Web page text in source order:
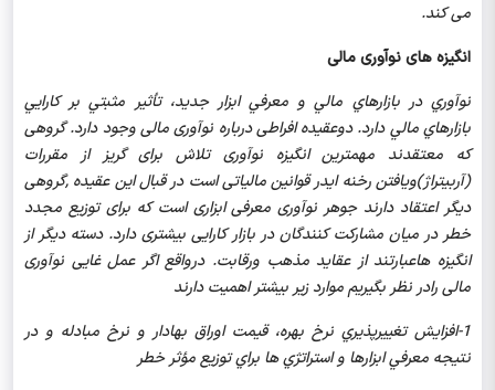
می کند.
انگیزه های نوآوری مالی
نوآوري در بازارهاي مالي و معرفي ابزار جديد، تأثير مثبتي بر كارايي
بازارهاي مالي دارد. دوعقیده افراطی درباره نوآوری مالی وجود دارد. گروهی
که معتقدند مهمترین انگیزه نوآوری تلاش برای گریز از مقررات
(آربیتراژ)ویافتن رخنه ایدر قوانین مالیاتی است در قبال این عقیده ,گروهی
دیگر اعتقاد دارند جوهر نوآوری معرفی ابزاری است که برای توزیع مجدد
خطر در میان مشارکت کنندگان در بازار کارایی بیشتری دارد. دسته دیگر از
انگیزه هاعبارتند از عقاید مذهب ورقابت. درواقع اگر عمل غایی نوآوری
مالی رادر نظر بگیریم موارد زیر بیشتر اهمیت دارند
1-افزايش تغييرپذيري نرخ بهره، قيمت اوراق بهادار و نرخ مبادله و در
نتيجه معرفي ابزارها و استراتژي ها براي توزيع مؤثر خطر